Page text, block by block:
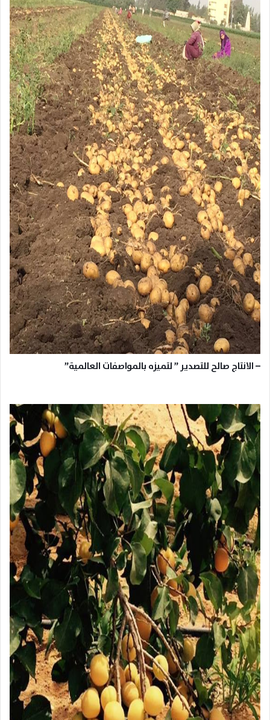
– الانتاج صالح للتصدير ” لتميزه بالمواصفات العالمية”